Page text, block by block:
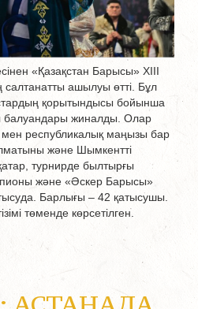
«Қазақстан Барысы» XIII
салтанатты ашылуы өтті. Бұл
қорытындысы бойынша
балуандары жиналды. Олар
республикалық маңызы бар
және Шымкентті
турнирде былтырғы
және «Әскер Барысы»
Барлығы – 42 қатысушы.
төменде көрсетілген.